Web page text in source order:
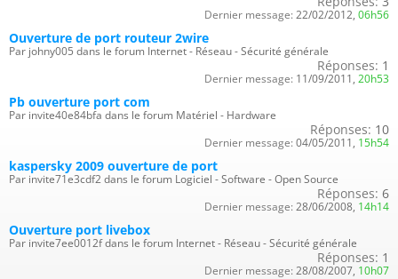
Dernier message: 22/02/2012, 06h56
Ouverture de port routeur 2wire
Par johny005 dans le forum Internet - Réseau - Sécurité générale
Réponses: 1
Dernier message: 11/09/2011, 20h53
Pb ouverture port com
Par invite40e84bfa dans le forum Matériel - Hardware
Réponses: 10
Dernier message: 04/05/2011, 15h54
kaspersky 2009 ouverture de port
Par invite71e3cdf2 dans le forum Logiciel - Software - Open Source
Réponses: 6
Dernier message: 28/06/2008, 14h14
Ouverture port livebox
Par invite7ee0012f dans le forum Internet - Réseau - Sécurité générale
Réponses: 1
Dernier message: 28/08/2007, 10h07